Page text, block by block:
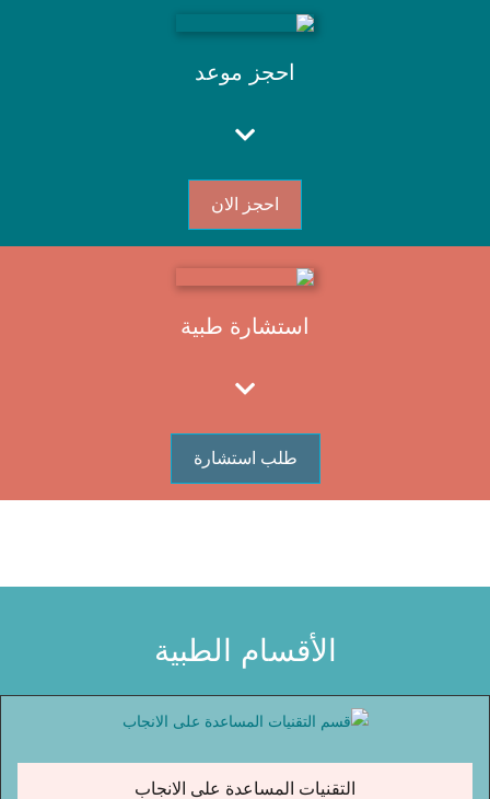
احجز موعد
احجز الان
استشارة طبية
طلب استشارة
الأقسام الطبية
التقنيات المساعدة على الانجاب